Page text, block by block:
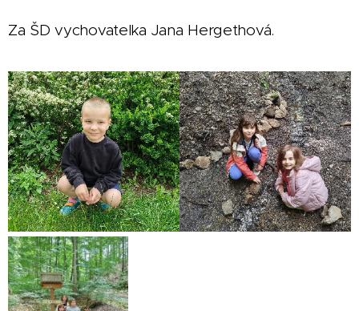
Za ŠD vychovatelka Jana Hergethová.